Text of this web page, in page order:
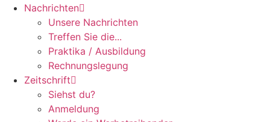
Nachrichten
Unsere Nachrichten
Treffen Sie die...
Praktika / Ausbildung
Rechnungslegung
Zeitschrift
Siehst du?
Anmeldung